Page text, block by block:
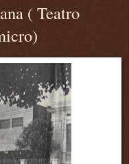
( Teatro